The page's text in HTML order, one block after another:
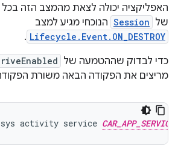
האפליקציה יכולה לצאת מהמצב הזה
של Session הנוכחי מגיע למצב
Lifecycle.Event.ON_DESTROY
.
כדי לבדוק שההטמעה של
מריצים את הפקודה הבאה משורת
activity service